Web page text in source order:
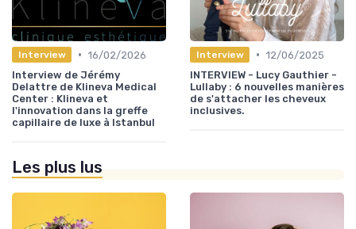
Interview • 16/02/2026
Interview de Jérémy
Delattre de Klineva Medical
Center : Klineva et
l'innovation dans la greffe
capillaire de luxe à Istanbul
Interview • 12/06/2025
INTERVIEW - Lucy Gauthier -
Lullaby : 6 nouvelles manières
de s'attacher les cheveux
inclusives.
Les plus lus